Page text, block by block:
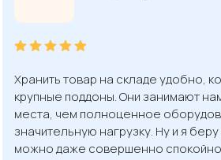
Хранить товар на складе удобно,
крупные поддоны. Они занимают
места, чем полноценное
значительную нагрузку. Ну и я
можно даже совершенно